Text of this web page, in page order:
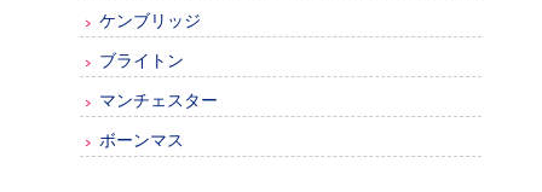
ケンブリッジ
ブライトン
マンチェスター
ボーンマス